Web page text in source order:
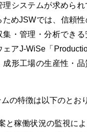
理システムが求めら
めJSWでは、信頼
集・管理・分析でき
ェアJ-WiSe「
形工場の生産性・
の特徴は以下のとおり
と稼働状況の監視に